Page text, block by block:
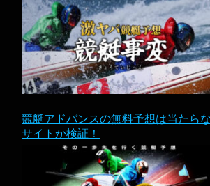
競艇アドバンスの無料予想は当たら
サイトか検証！